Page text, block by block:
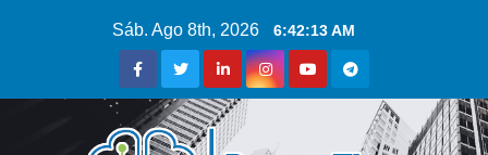
Sáb. Ago 8th, 2026 6:42:13 AM